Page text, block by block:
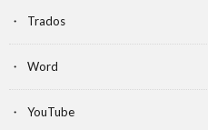
Trados
Word
YouTube